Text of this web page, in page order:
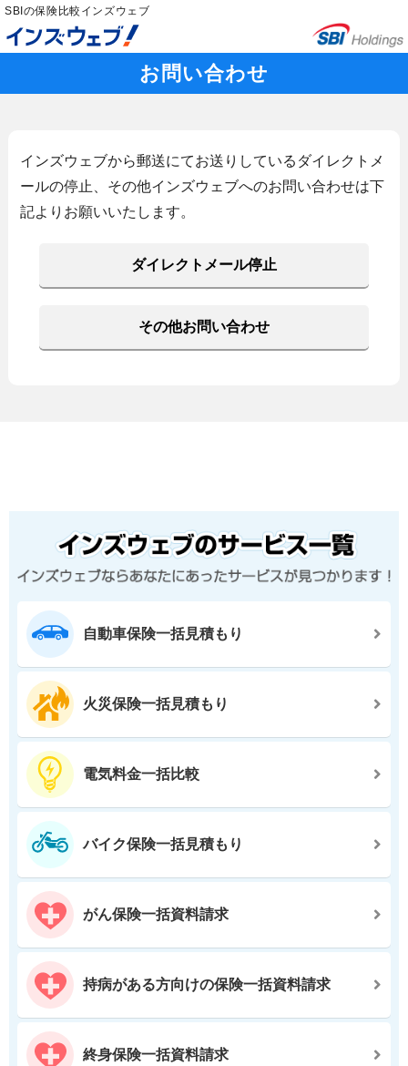
SBIの保険比較インズウェブ
お問い合わせ
インズウェブから郵送にてお送りしているダイレクトメ
ールの停止、その他インズウェブへのお問い合わせは下
記よりお願いいたします。
ダイレクトメール停止
その他お問い合わせ
自動車保険一括見積もり
火災保険一括見積もり
電気料金一括比較
バイク保険一括見積もり
がん保険一括資料請求
持病がある方向けの保険一括資料請求
終身保険一括資料請求